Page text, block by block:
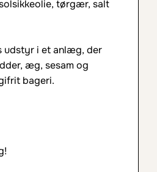
tørgær, salt
udstyr i et anlæg, der
æg, sesam og
bageri.
!